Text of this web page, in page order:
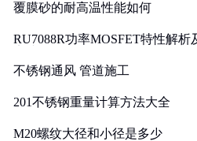
覆膜砂的耐高温性能如何
RU7088R功率MOSFET特性解
不锈钢通风 管道施工
201不锈钢重量计算方法大全
M20螺纹大径和小径是多少